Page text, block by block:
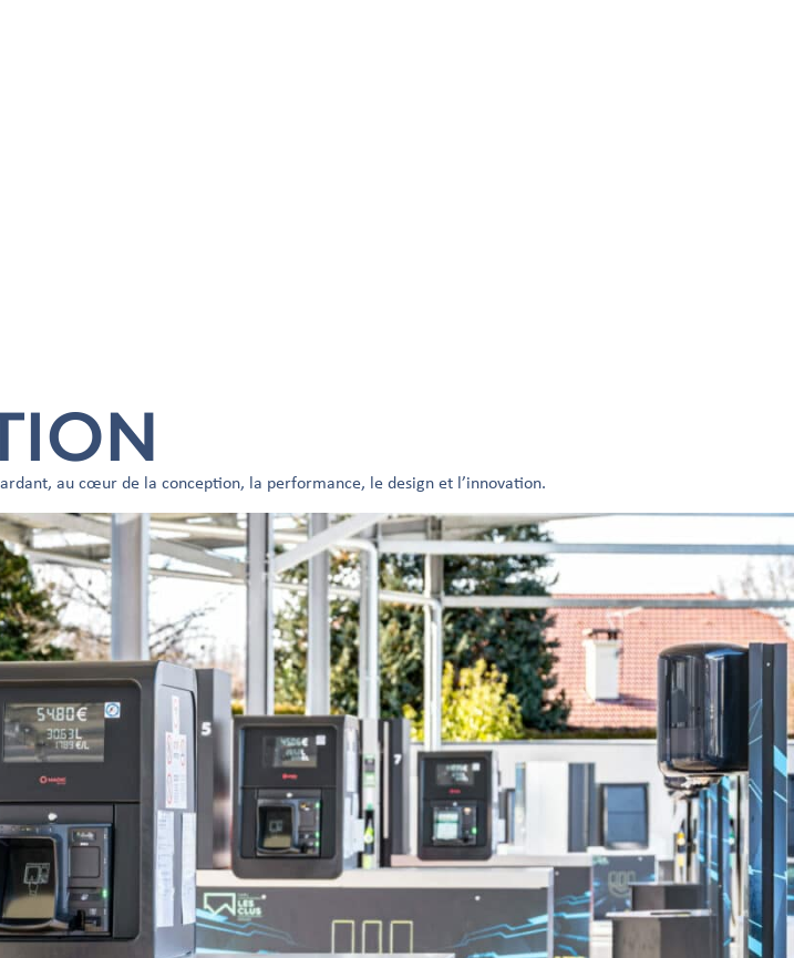
au cœur de la conception, la performance, le design et l’innovation.